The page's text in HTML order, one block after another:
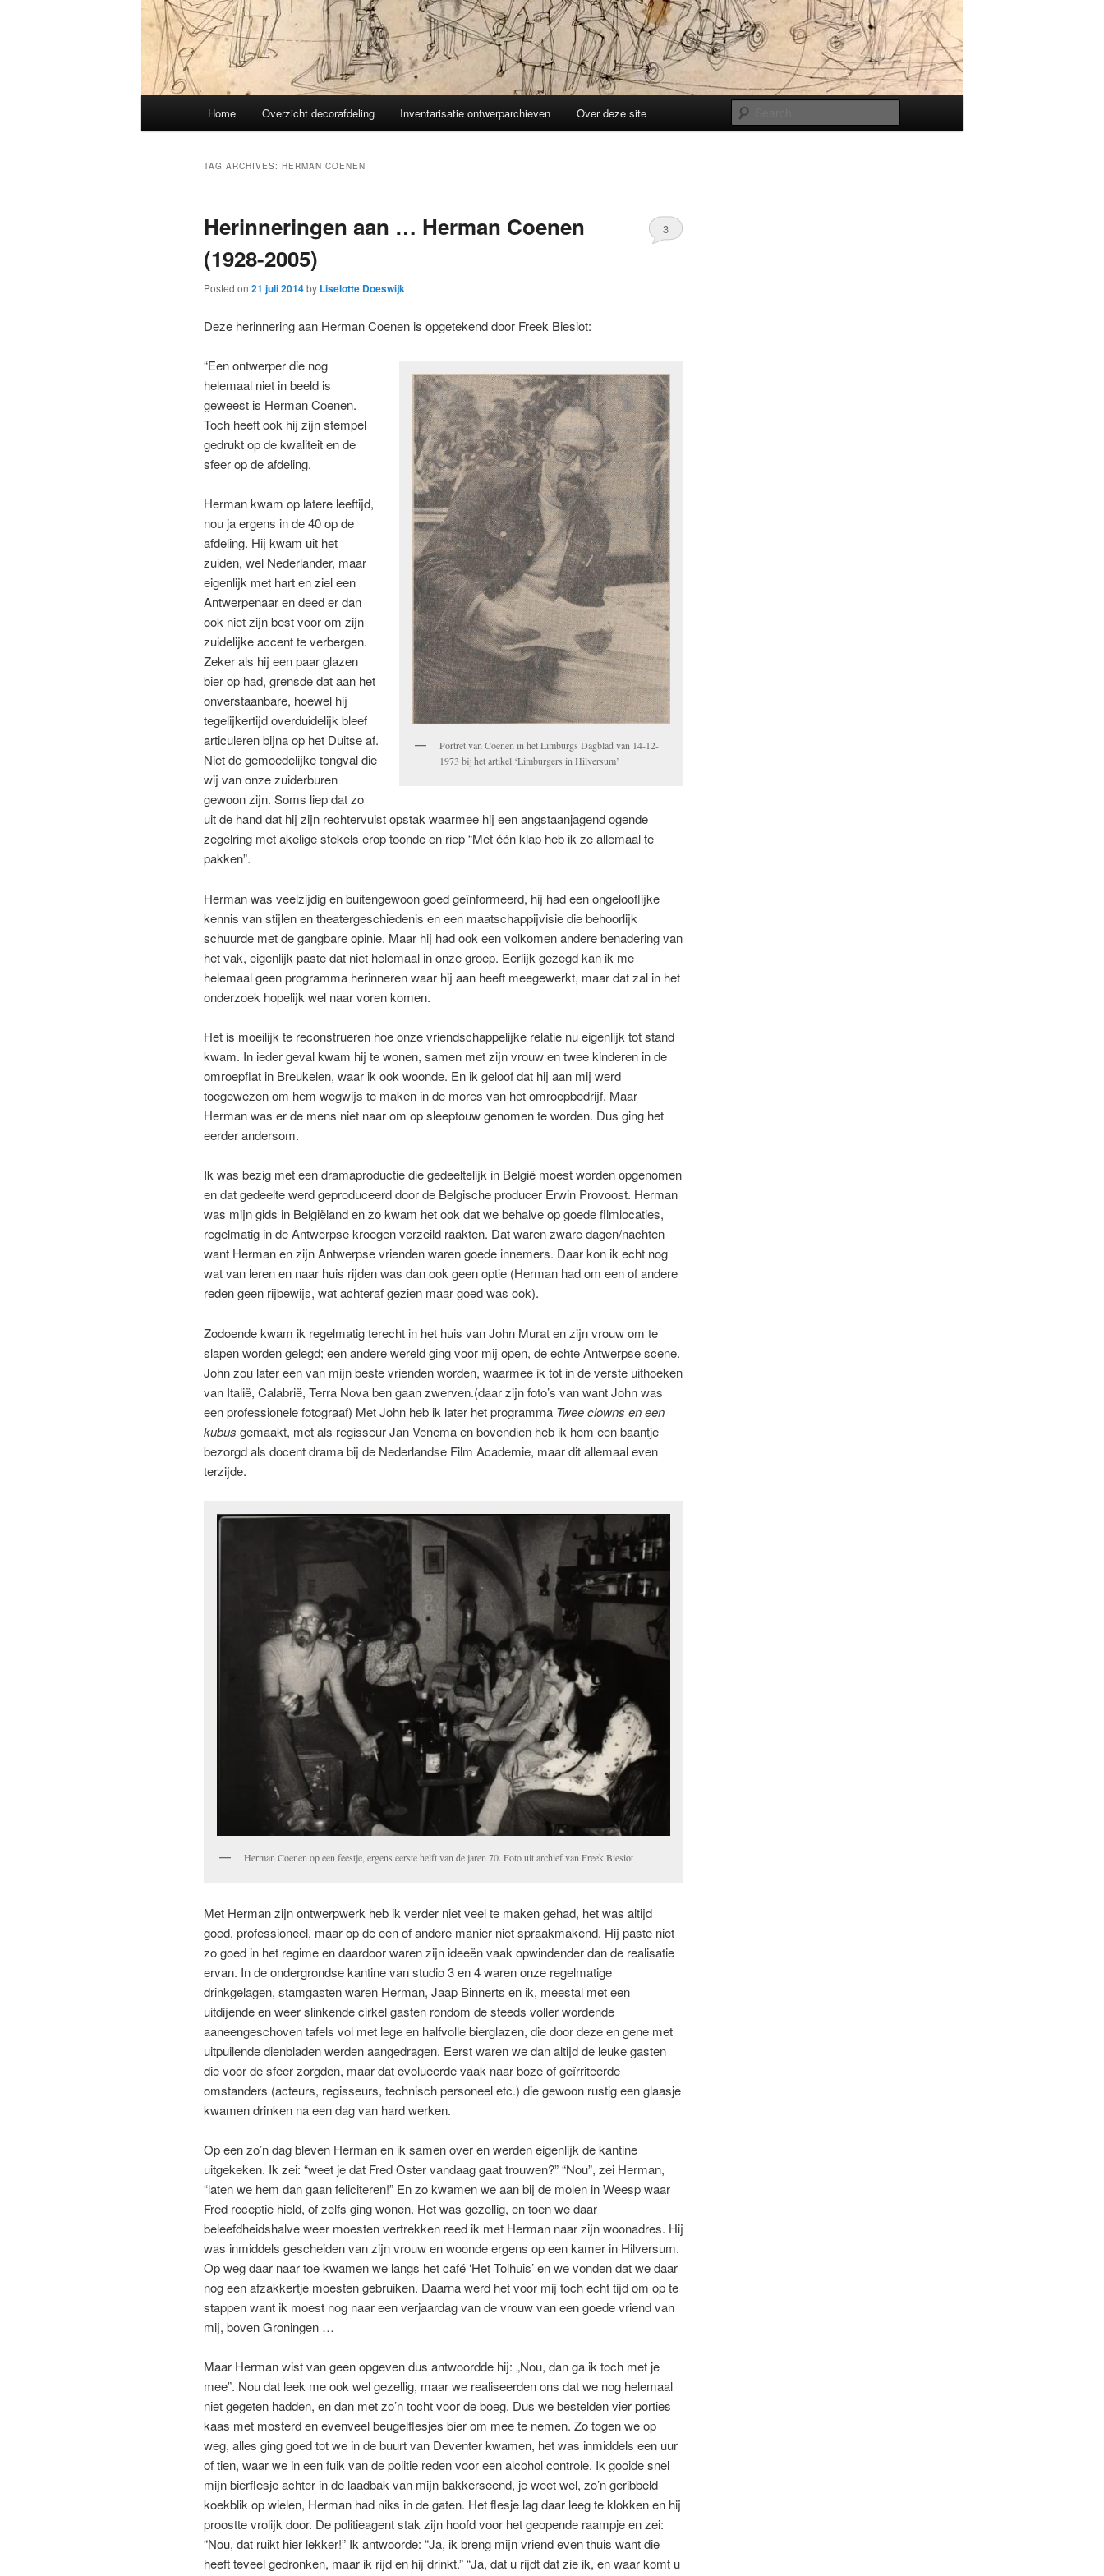
Home Overzicht decorafdeling Inventarisatie ontwerparchieven Over deze site
TAG ARCHIVES: HERMAN COENEN
Herinneringen aan … Herman Coenen
(1928-2005)
Posted on 21 juli 2014by Liselotte Doeswijk
3
Deze herinnering aan Herman Coenen is opgetekend door Freek Biesiot:
Portret van Coenen in het Limburgs Dagblad van 14-12-
1973 bij het artikel ‘Limburgers in Hilversum’
“Een ontwerper die nog
helemaal niet in beeld is
geweest is Herman Coenen.
Toch heeft ook hij zijn stempel
gedrukt op de kwaliteit en de
sfeer op de afdeling.
Herman kwam op latere leeftijd,
nou ja ergens in de 40 op de
afdeling. Hij kwam uit het
zuiden, wel Nederlander, maar
eigenlijk met hart en ziel een
Antwerpenaar en deed er dan
ook niet zijn best voor om zijn
zuidelijke accent te verbergen.
Zeker als hij een paar glazen
bier op had, grensde dat aan het
onverstaanbare, hoewel hij
tegelijkertijd overduidelijk bleef
articuleren bijna op het Duitse af.
Niet de gemoedelijke tongval die
wij van onze zuiderburen
gewoon zijn. Soms liep dat zo
uit de hand dat hij zijn rechtervuist opstak waarmee hij een angstaanjagend ogende
zegelring met akelige stekels erop toonde en riep “Met één klap heb ik ze allemaal te
pakken”.
Herman was veelzijdig en buitengewoon goed geïnformeerd, hij had een ongelooflijke
kennis van stijlen en theatergeschiedenis en een maatschappijvisie die behoorlijk
schuurde met de gangbare opinie. Maar hij had ook een volkomen andere benadering van
het vak, eigenlijk paste dat niet helemaal in onze groep. Eerlijk gezegd kan ik me
helemaal geen programma herinneren waar hij aan heeft meegewerkt, maar dat zal in het
onderzoek hopelijk wel naar voren komen.
Het is moeilijk te reconstrueren hoe onze vriendschappelijke relatie nu eigenlijk tot stand
kwam. In ieder geval kwam hij te wonen, samen met zijn vrouw en twee kinderen in de
omroepflat in Breukelen, waar ik ook woonde. En ik geloof dat hij aan mij werd
toegewezen om hem wegwijs te maken in de mores van het omroepbedrijf. Maar
Herman was er de mens niet naar om op sleeptouw genomen te worden. Dus ging het
eerder andersom.
Ik was bezig met een dramaproductie die gedeeltelijk in België moest worden opgenomen
en dat gedeelte werd geproduceerd door de Belgische producer Erwin Provoost. Herman
was mijn gids in Belgiëland en zo kwam het ook dat we behalve op goede filmlocaties,
regelmatig in de Antwerpse kroegen verzeild raakten. Dat waren zware dagen/nachten
want Herman en zijn Antwerpse vrienden waren goede innemers. Daar kon ik echt nog
wat van leren en naar huis rijden was dan ook geen optie (Herman had om een of andere
reden geen rijbewijs, wat achteraf gezien maar goed was ook).
Zodoende kwam ik regelmatig terecht in het huis van John Murat en zijn vrouw om te
slapen worden gelegd; een andere wereld ging voor mij open, de echte Antwerpse scene.
John zou later een van mijn beste vrienden worden, waarmee ik tot in de verste uithoeken
van Italië, Calabrië, Terra Nova ben gaan zwerven.(daar zijn foto’s van want John was
een professionele fotograaf) Met John heb ik later het programma Twee clowns en een
kubus gemaakt, met als regisseur Jan Venema en bovendien heb ik hem een baantje
bezorgd als docent drama bij de Nederlandse Film Academie, maar dit allemaal even
terzijde.
Herman Coenen op een feestje, ergens eerste helft van de jaren 70. Foto uit archief van Freek Biesiot
Met Herman zijn ontwerpwerk heb ik verder niet veel te maken gehad, het was altijd
goed, professioneel, maar op de een of andere manier niet spraakmakend. Hij paste niet
zo goed in het regime en daardoor waren zijn ideeën vaak opwindender dan de realisatie
ervan. In de ondergrondse kantine van studio 3 en 4 waren onze regelmatige
drinkgelagen, stamgasten waren Herman, Jaap Binnerts en ik, meestal met een
uitdijende en weer slinkende cirkel gasten rondom de steeds voller wordende
aaneengeschoven tafels vol met lege en halfvolle bierglazen, die door deze en gene met
uitpuilende dienbladen werden aangedragen. Eerst waren we dan altijd de leuke gasten
die voor de sfeer zorgden, maar dat evolueerde vaak naar boze of geïrriteerde
omstanders (acteurs, regisseurs, technisch personeel etc.) die gewoon rustig een glaasje
kwamen drinken na een dag van hard werken.
Op een zo’n dag bleven Herman en ik samen over en werden eigenlijk de kantine
uitgekeken. Ik zei: “weet je dat Fred Oster vandaag gaat trouwen?” “Nou”, zei Herman,
“laten we hem dan gaan feliciteren!” En zo kwamen we aan bij de molen in Weesp waar
Fred receptie hield, of zelfs ging wonen. Het was gezellig, en toen we daar
beleefdheidshalve weer moesten vertrekken reed ik met Herman naar zijn woonadres. Hij
was inmiddels gescheiden van zijn vrouw en woonde ergens op een kamer in Hilversum.
Op weg daar naar toe kwamen we langs het café ‘Het Tolhuis’ en we vonden dat we daar
nog een afzakkertje moesten gebruiken. Daarna werd het voor mij toch echt tijd om op te
stappen want ik moest nog naar een verjaardag van de vrouw van een goede vriend van
mij, boven Groningen …
Maar Herman wist van geen opgeven dus antwoordde hij: „Nou, dan ga ik toch met je
mee”. Nou dat leek me ook wel gezellig, maar we realiseerden ons dat we nog helemaal
niet gegeten hadden, en dan met zo’n tocht voor de boeg. Dus we bestelden vier porties
kaas met mosterd en evenveel beugelflesjes bier om mee te nemen. Zo togen we op
weg, alles ging goed tot we in de buurt van Deventer kwamen, het was inmiddels een uur
of tien, waar we in een fuik van de politie reden voor een alcohol controle. Ik gooide snel
mijn bierflesje achter in de laadbak van mijn bakkerseend, je weet wel, zo’n geribbeld
koekblik op wielen, Herman had niks in de gaten. Het flesje lag daar leeg te klokken en hij
proostte vrolijk door. De politieagent stak zijn hoofd voor het geopende raampje en zei:
“Nou, dat ruikt hier lekker!” Ik antwoorde: “Ja, ik breng mijn vriend even thuis want die
heeft teveel gedronken, maar ik rijd en hij drinkt.” “Ja, dat u rijdt dat zie ik, en waar komt u